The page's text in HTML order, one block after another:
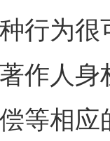
行为
作人
等相